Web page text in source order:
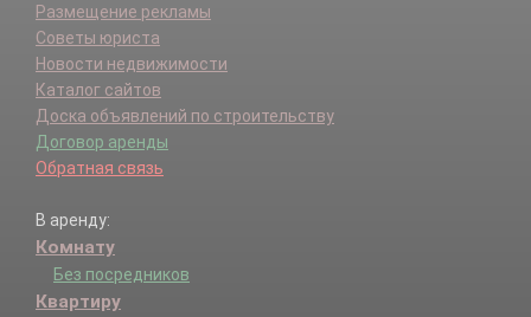
Размещение рекламы
Советы юриста
Новости недвижимости
Каталог сайтов
Доска объявлений по строительству
Договор аренды
Обратная связь
В аренду:
Комнату
Без посредников
Квартиру